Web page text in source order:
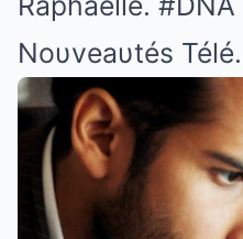
Noυveaυtés Télé.